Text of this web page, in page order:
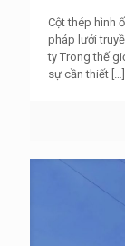
Cột thép hình
pháp lưới
ty Trong thế
sự cần thiết